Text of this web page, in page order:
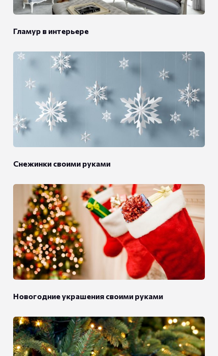
Гламур в интерьере
Снежинки своими руками
Новогодние украшения своими руками